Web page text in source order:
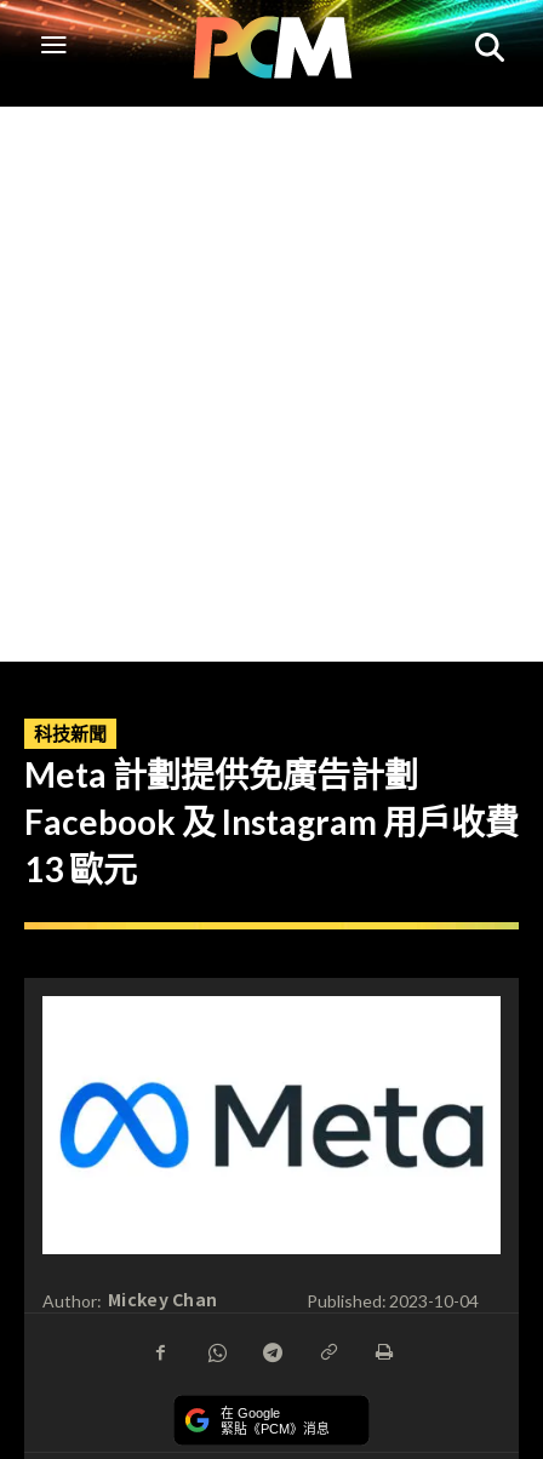
科技新聞
Meta 計劃提供免廣告計劃
Facebook 及 Instagram 用戶收費
13 歐元
Author: Mickey Chan Published: 2023-10-04
在 Google
緊貼《PCM》消息